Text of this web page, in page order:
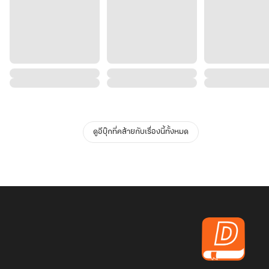
ดูอีบุ๊กที่คล้ายกับเรื่องนี้ทั้งหมด